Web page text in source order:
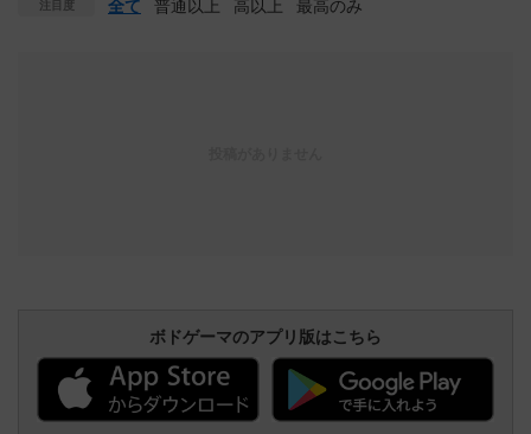
注目度 全て 普通以上 高以上 最高のみ
ボドゲーマのアプリ版はこちら